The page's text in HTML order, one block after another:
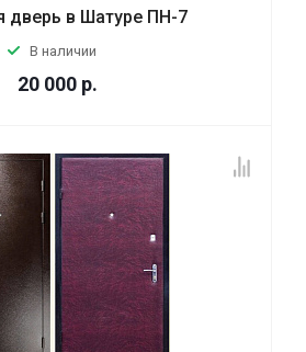
дверь в Шатуре ПН-7
В наличии
20 000 р.